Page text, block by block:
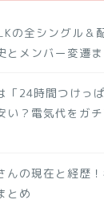
の全シングル＆
とメンバー変遷
「24時間つけっ
い？電気代をガ
んの現在と経歴
とめ